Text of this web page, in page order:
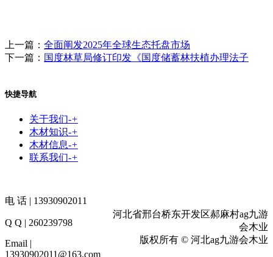
上一篇： 全面阐发2025年全球生态托盘市场
下一篇： 国度林草局修订印发《国度储蓄林扶植办理法子
快捷导航
关于我们-+
木材知识-+
木材信息-+
联系我们-+
电 话 | 13930902011
Q Q | 260239798
Email |
13930902011@163.com
河北省邢台桥东开发区郝麻村ag九游
会木业
版权所有 © 河北ag九游会木业